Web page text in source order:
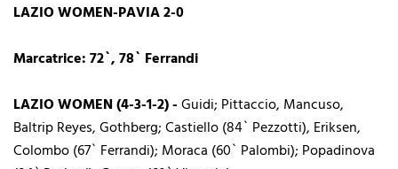
LAZIO WOMEN-PAVIA 2-0
Marcatrice: 72`, 78` Ferrandi
LAZIO WOMEN (4-3-1-2) -Guidi; Pittaccio, Mancuso,
Baltrip Reyes, Gothberg; Castiello (84` Pezzotti), Eriksen,
Colombo (67` Ferrandi); Moraca (60` Palombi); Popadinova